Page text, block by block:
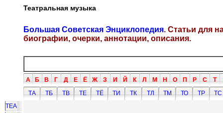
Театральная музыка
Большая Советская Энциклопедия. Статьи для
биографии, очерки, аннотации, описания.
А Б В Г Д Е Ё Ж З И Й К Л М Н О П Р С Т
ТА
ТБ ТВ ТЕ ТЁ ТИ ТК ТЛ ТМ ТО ТР
ТС
ТЕА